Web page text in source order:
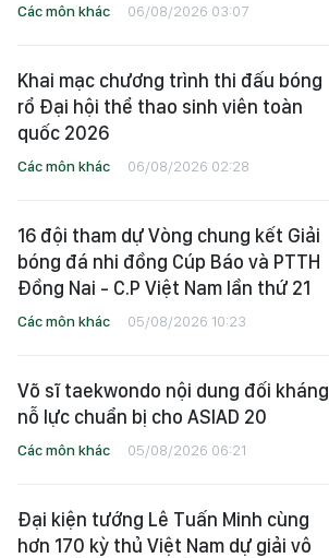
Các môn khác 06/08/2026 03:07
Khai mạc chương trình thi đấu bóng
rổ Đại hội thể thao sinh viên toàn
quốc 2026
Các môn khác 06/08/2026 02:28
16 đội tham dự Vòng chung kết Giải
bóng đá nhi đồng Cúp Báo và PTTH
Đồng Nai - C.P Việt Nam lần thứ 21
Các môn khác 05/08/2026 10:23
Võ sĩ taekwondo nội dung đối kháng
nỗ lực chuẩn bị cho ASIAD 20
Các môn khác 05/08/2026 06:21
Đại kiện tướng Lê Tuấn Minh cùng
hơn 170 kỳ thủ Việt Nam dự giải vô